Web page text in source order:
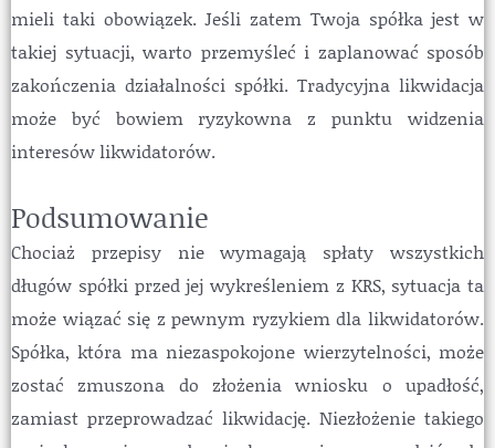
mieli taki obowiązek. Jeśli zatem Twoja spółka jest w
takiej sytuacji, warto przemyśleć i zaplanować sposób
zakończenia działalności spółki. Tradycyjna likwidacja
może być bowiem ryzykowna z punktu widzenia
interesów likwidatorów.
Podsumowanie
Chociaż przepisy nie wymagają spłaty wszystkich
długów spółki przed jej wykreśleniem z KRS, sytuacja ta
może wiązać się z pewnym ryzykiem dla likwidatorów.
Spółka, która ma niezaspokojone wierzytelności, może
zostać zmuszona do złożenia wniosku o upadłość,
zamiast przeprowadzać likwidację. Niezłożenie takiego